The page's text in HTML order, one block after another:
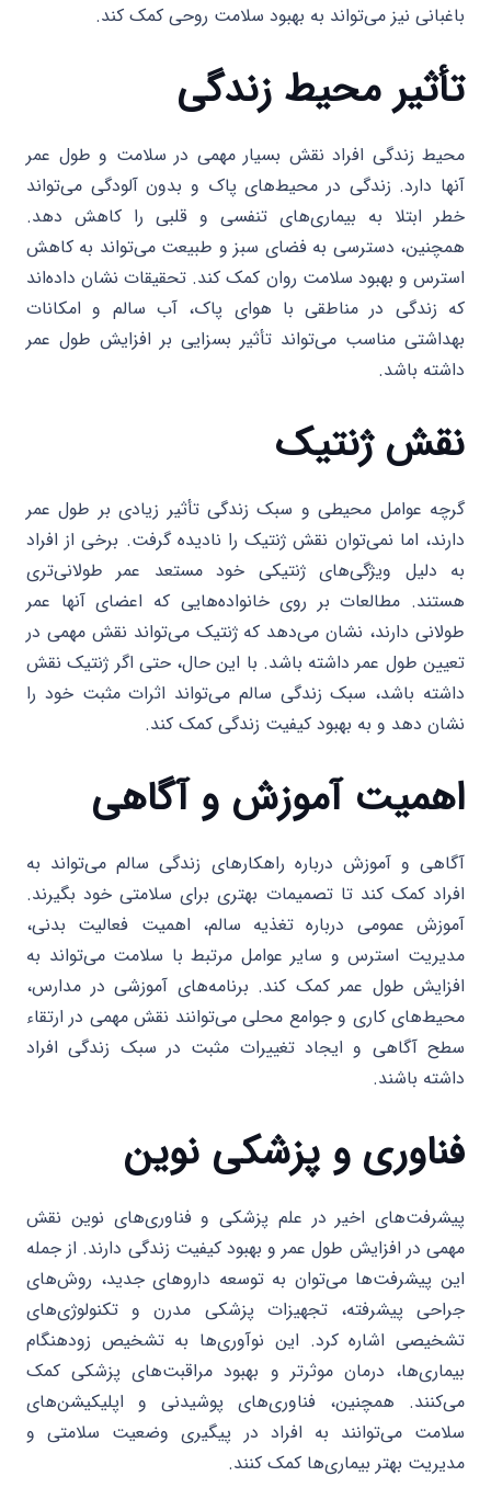
باغبانی نیز می‌تواند به بهبود سلامت روحی کمک کند.
تأثیر محیط زندگی
محیط زندگی افراد نقش بسیار مهمی در سلامت و طول عمر
آنها دارد. زندگی در محیط‌های پاک و بدون آلودگی می‌تواند
خطر ابتلا به بیماری‌های تنفسی و قلبی را کاهش دهد.
همچنین، دسترسی به فضای سبز و طبیعت می‌تواند به کاهش
استرس و بهبود سلامت روان کمک کند. تحقیقات نشان داده‌اند
که زندگی در مناطقی با هوای پاک، آب سالم و امکانات
بهداشتی مناسب می‌تواند تأثیر بسزایی بر افزایش طول عمر
داشته باشد.
نقش ژنتیک
گرچه عوامل محیطی و سبک زندگی تأثیر زیادی بر طول عمر
دارند، اما نمی‌توان نقش ژنتیک را نادیده گرفت. برخی از افراد
به دلیل ویژگی‌های ژنتیکی خود مستعد عمر طولانی‌تری
هستند. مطالعات بر روی خانواده‌هایی که اعضای آنها عمر
طولانی دارند، نشان می‌دهد که ژنتیک می‌تواند نقش مهمی در
تعیین طول عمر داشته باشد. با این حال، حتی اگر ژنتیک نقش
داشته باشد، سبک زندگی سالم می‌تواند اثرات مثبت خود را
نشان دهد و به بهبود کیفیت زندگی کمک کند.
اهمیت آموزش و آگاهی
آگاهی و آموزش درباره راهکارهای زندگی سالم می‌تواند به
افراد کمک کند تا تصمیمات بهتری برای سلامتی خود بگیرند.
آموزش عمومی درباره تغذیه سالم، اهمیت فعالیت بدنی،
مدیریت استرس و سایر عوامل مرتبط با سلامت می‌تواند به
افزایش طول عمر کمک کند. برنامه‌های آموزشی در مدارس،
محیط‌های کاری و جوامع محلی می‌توانند نقش مهمی در ارتقاء
سطح آگاهی و ایجاد تغییرات مثبت در سبک زندگی افراد
داشته باشند.
فناوری و پزشکی نوین
پیشرفت‌های اخیر در علم پزشکی و فناوری‌های نوین نقش
مهمی در افزایش طول عمر و بهبود کیفیت زندگی دارند. از جمله
این پیشرفت‌ها می‌توان به توسعه داروهای جدید، روش‌های
جراحی پیشرفته، تجهیزات پزشکی مدرن و تکنولوژی‌های
تشخیصی اشاره کرد. این نوآوری‌ها به تشخیص زودهنگام
بیماری‌ها، درمان موثرتر و بهبود مراقبت‌های پزشکی کمک
می‌کنند. همچنین، فناوری‌های پوشیدنی و اپلیکیشن‌های
سلامت می‌توانند به افراد در پیگیری وضعیت سلامتی و
مدیریت بهتر بیماری‌ها کمک کنند.